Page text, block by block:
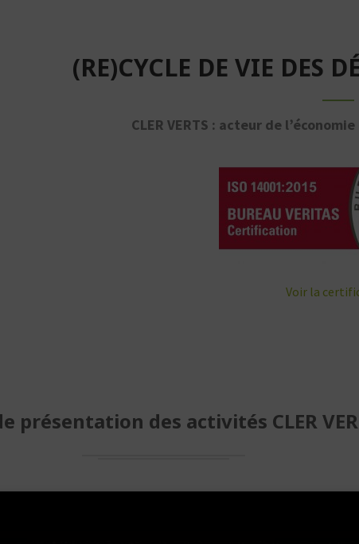
(RE)CYCLE DE VIE DES
CLER VERTS : acteur de
Voir la
présentation des activités CLER